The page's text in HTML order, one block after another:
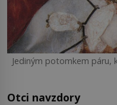
Jediným potomkem páru,
Otci navzdory